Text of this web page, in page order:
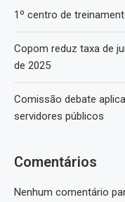
1º centro de
Copom reduz taxa de
de 2025
Comissão debate
servidores públicos
Comentários
Nenhum comentário